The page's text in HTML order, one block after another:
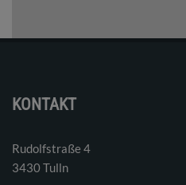
KONTAKT
Rudolfstraße 4
3430 Tulln